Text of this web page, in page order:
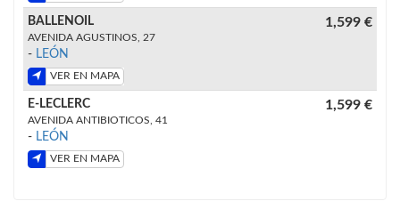
BALLENOIL
AVENIDA AGUSTINOS, 27
- LEÓN
VER EN MAPA
1,599 €
E-LECLERC
AVENIDA ANTIBIOTICOS, 41
- LEÓN
VER EN MAPA
1,599 €